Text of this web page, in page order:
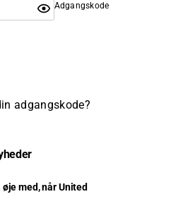
Adgangskode
adgangskode?
med, når United